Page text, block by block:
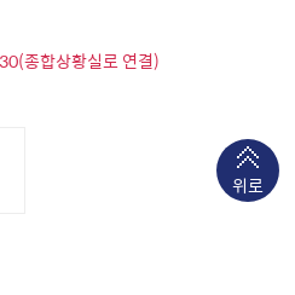
위로
종합상황실로 연결)